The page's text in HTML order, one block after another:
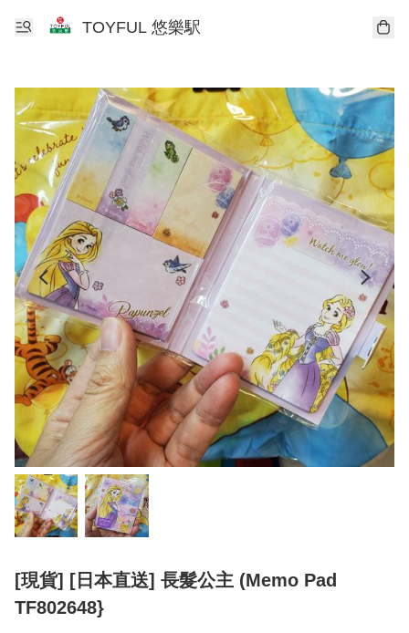
TOYFUL 悠樂駅
[現貨] [日本直送] 長髮公主 (Memo Pad
TF802648}